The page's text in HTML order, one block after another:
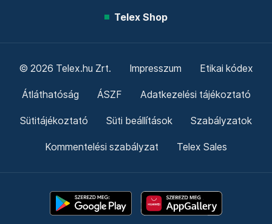
Telex Shop
© 2026 Telex.hu Zrt. Impresszum Etikai kódex
Átláthatóság ÁSZF Adatkezelési tájékoztató
Sütitájékoztató Süti beállítások Szabályzatok
Kommentelési szabályzat Telex Sales